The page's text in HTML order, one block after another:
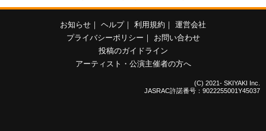
お知らせ ヘルプ 利用規約
運営会社
プライバシーポリシー
お問い合わせ
投稿のガイドライン
アーティスト・公演主催者の方へ
(C) 2021- SKIYAKI Inc.
JASRAC許諾番号：9022255001Y45037